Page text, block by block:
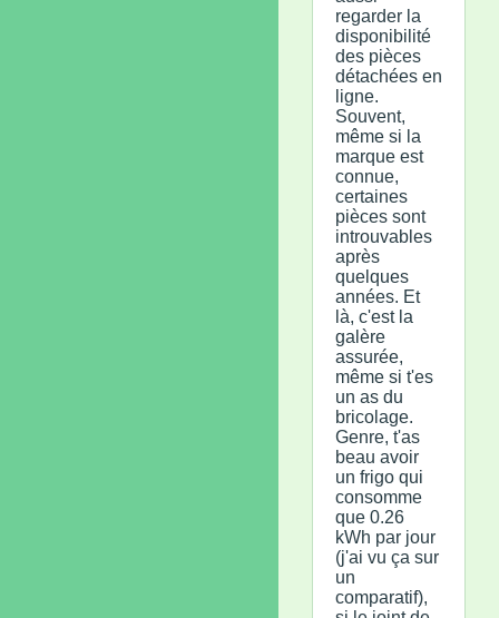
regarder la
disponibilité
des pièces
détachées en
ligne.
Souvent,
même si la
marque est
connue,
certaines
pièces sont
introuvables
après
quelques
années. Et
là, c'est la
galère
assurée,
même si t'es
un as du
bricolage.
Genre, t'as
beau avoir
un frigo qui
consomme
que 0.26
kWh par jour
(j'ai vu ça sur
un
comparatif),